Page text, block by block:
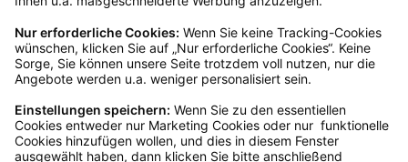
Mo – Fr 9 – 17 Uhr, Sa 9 – 13 Uhr